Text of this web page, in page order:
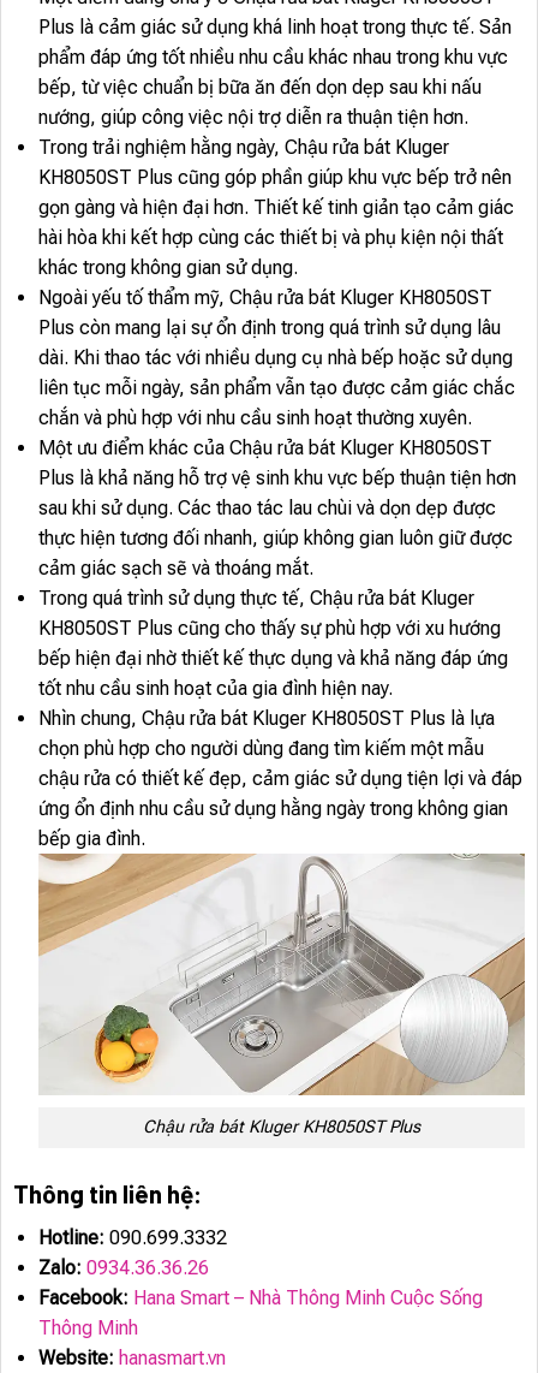
Plus là cảm giác sử dụng khá linh hoạt trong thực tế. Sản
phẩm đáp ứng tốt nhiều nhu cầu khác nhau trong khu vực
bếp, từ việc chuẩn bị bữa ăn đến dọn dẹp sau khi nấu
nướng, giúp công việc nội trợ diễn ra thuận tiện hơn.
Trong trải nghiệm hằng ngày, Chậu rửa bát Kluger
KH8050ST Plus cũng góp phần giúp khu vực bếp trở nên
gọn gàng và hiện đại hơn. Thiết kế tinh giản tạo cảm giác
hài hòa khi kết hợp cùng các thiết bị và phụ kiện nội thất
khác trong không gian sử dụng.
Ngoài yếu tố thẩm mỹ, Chậu rửa bát Kluger KH8050ST
Plus còn mang lại sự ổn định trong quá trình sử dụng lâu
dài. Khi thao tác với nhiều dụng cụ nhà bếp hoặc sử dụng
liên tục mỗi ngày, sản phẩm vẫn tạo được cảm giác chắc
chắn và phù hợp với nhu cầu sinh hoạt thường xuyên.
Một ưu điểm khác của Chậu rửa bát Kluger KH8050ST
Plus là khả năng hỗ trợ vệ sinh khu vực bếp thuận tiện hơn
sau khi sử dụng. Các thao tác lau chùi và dọn dẹp được
thực hiện tương đối nhanh, giúp không gian luôn giữ được
cảm giác sạch sẽ và thoáng mắt.
Trong quá trình sử dụng thực tế, Chậu rửa bát Kluger
KH8050ST Plus cũng cho thấy sự phù hợp với xu hướng
bếp hiện đại nhờ thiết kế thực dụng và khả năng đáp ứng
tốt nhu cầu sinh hoạt của gia đình hiện nay.
Nhìn chung, Chậu rửa bát Kluger KH8050ST Plus là lựa
chọn phù hợp cho người dùng đang tìm kiếm một mẫu
chậu rửa có thiết kế đẹp, cảm giác sử dụng tiện lợi và đáp
ứng ổn định nhu cầu sử dụng hằng ngày trong không gian
bếp gia đình.
Chậu rửa bát Kluger KH8050ST Plus
Thông tin liên hệ:
Hotline: 090.699.3332
Zalo: 0934.36.36.26
Facebook: Hana Smart – Nhà Thông Minh Cuộc Sống
Thông Minh
Website: hanasmart.vn